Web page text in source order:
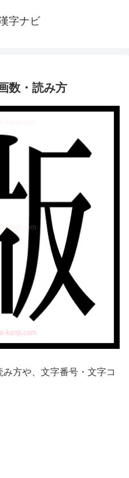
字ナビ
数・読み方
方や、文字番号・文字コ